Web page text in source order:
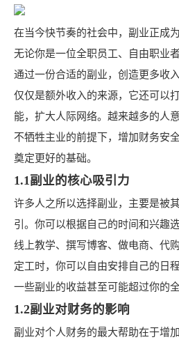
在当今快节奏的社会中，副业正成
无论你是一位全职员工、自由职业
通过一份合适的副业，创造更多收
仅仅是额外收入的来源，它还可以
能，扩大人际网络。越来越多的人
不牺牲主业的前提下，增加财务安
奠定更好的基础。
1.1副业的核心吸引力
许多人之所以选择副业，主要是被
引。你可以根据自己的时间和兴趣
线上教学、撰写博客、做电商、代
定工时，你可以自由安排自己的日
一些副业的收益甚至可能超过你的全
1.2副业对财务的影响
副业对个人财务的最大帮助在于增